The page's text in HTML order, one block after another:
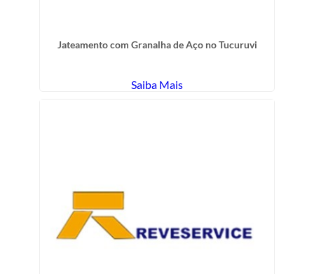
Jateamento com Granalha de Aço no Tucuruvi
Saiba Mais